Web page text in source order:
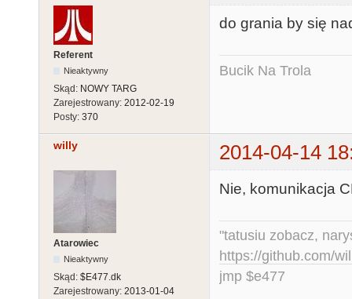
Referent
Nieaktywny
Skąd: NOWY TARG
Zarejestrowany: 2012-02-19
Posty: 370
do grania by się
Bucik Na Trola
willy 2014-04-14
Atarowiec
Nieaktywny
Skąd: $E477.dk
Zarejestrowany: 2013-01-04
Nie, komunikacja
"tatusiu zobacz,
https://github.com/
jmp $e477